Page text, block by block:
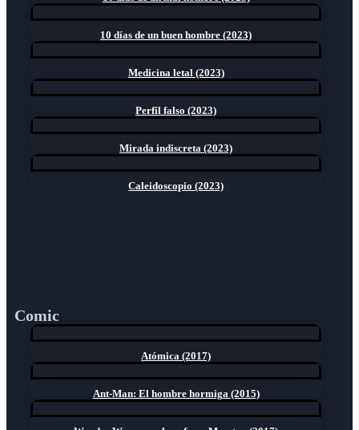
10 días de un buen hombre (2023)
Medicina letal (2023)
Perfil falso (2023)
Mirada indiscreta (2023)
Caleidoscopio (2023)
Comic
Atómica (2017)
Ant-Man: El hombre hormiga (2015)